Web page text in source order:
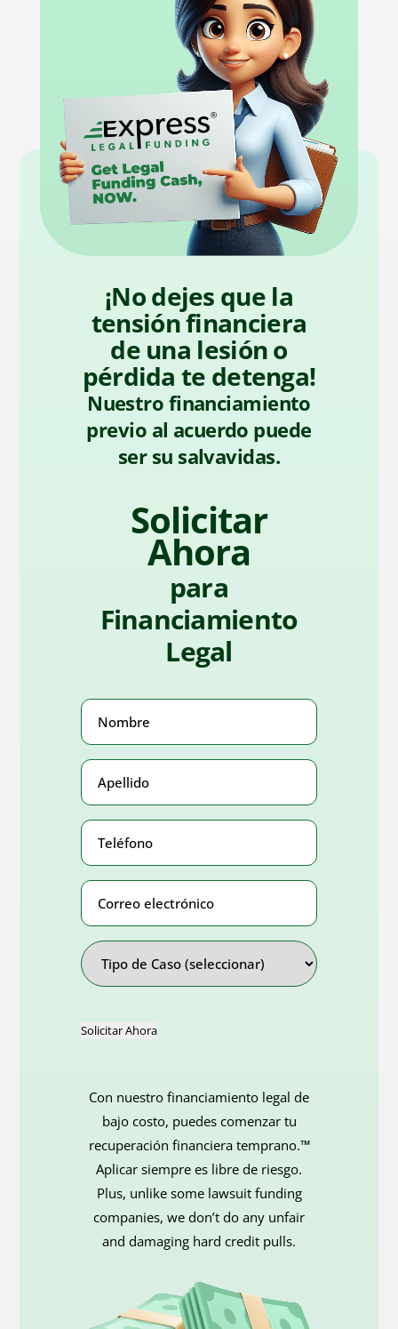
¡No dejes que la
tensión financiera
de una lesión o
pérdida te detenga!
Nuestro financiamiento
previo al acuerdo puede
ser su salvavidas.
Solicitar
Ahora
para
Financiamiento
Legal
Nombre
Apellido
Teléfono
Number(Obligatorio)
Correo
electrónico
Address
Tipo
de
Caso
Solicitar Ahora
Con nuestro financiamiento legal de
bajo costo, puedes comenzar tu
recuperación financiera temprano.™
Aplicar siempre es libre de riesgo.
Plus, unlike some lawsuit funding
companies, we don’t do any unfair
and damaging hard credit pulls.